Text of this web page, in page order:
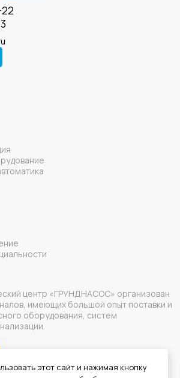
центр «ГРУНДНАСОС» организован
имеющих большой опыт поставки и
оборудования, систем
этот сайт и нажимая кнопку